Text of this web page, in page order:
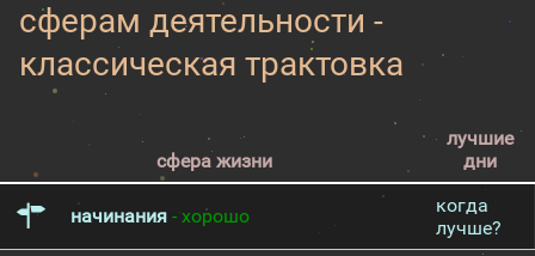
сферам деятельности -
классическая трактовка
сфера жизни
лучшие
дни
начинания - хорошо
когда
лучше?